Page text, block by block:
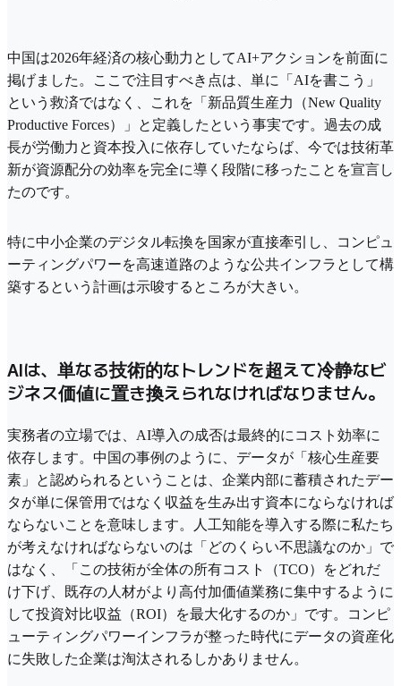
中国は2026年経済の核心動力としてAI+アクションを前面に
掲げました。ここで注目すべき点は、単に「AIを書こう」
という救済ではなく、これを「新品質生産力（New Quality
Productive Forces）」と定義したという事実です。過去の成
長が労働力と資本投入に依存していたならば、今では技術革
新が資源配分の効率を完全に導く段階に移ったことを宣言し
たのです。
特に中小企業のデジタル転換を国家が直接牽引し、コンピュ
ーティングパワーを高速道路のような公共インフラとして構
築するという計画は示唆するところが大きい。
AIは、単なる技術的なトレンドを超えて冷静なビ
ジネス価値に置き換えられなければなりません。
実務者の立場では、AI導入の成否は最終的にコスト効率に
依存します。中国の事例のように、データが「核心生産要
素」と認められるということは、企業内部に蓄積されたデー
タが単に保管用ではなく収益を生み出す資本にならなければ
ならないことを意味します。人工知能を導入する際に私たち
が考えなければならないのは「どのくらい不思議なのか」で
はなく、「この技術が全体の所有コスト（TCO）をどれだ
け下げ、既存の人材がより高付加価値業務に集中するように
して投資対比収益（ROI）を最大化するのか」です。コンピ
ューティングパワーインフラが整った時代にデータの資産化
に失敗した企業は淘汰されるしかありません。